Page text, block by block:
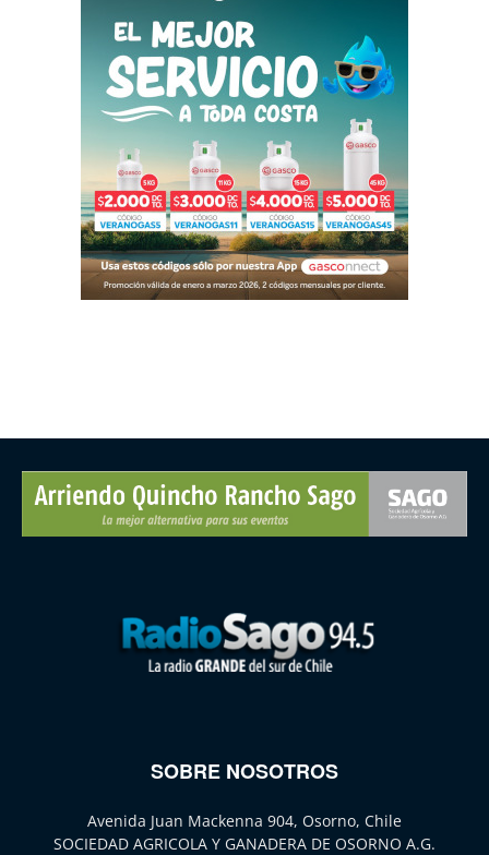
SOBRE NOSOTROS
Avenida Juan Mackenna 904, Osorno, Chile
SOCIEDAD AGRICOLA Y GANADERA DE OSORNO A.G.